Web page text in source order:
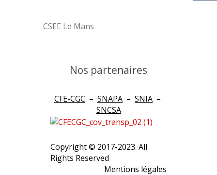
CSEE Le Mans
Nos partenaires
CFE-CGC – SNAPA – SNIA –
SNCSA
Copyright © 2017-2023. All
Rights Reserved
Mentions légales